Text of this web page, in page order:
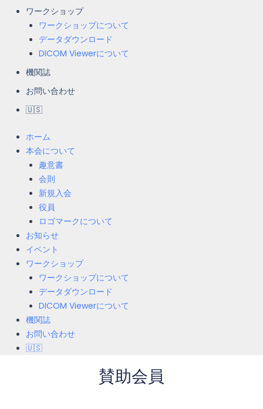
ワークショップ
ワークショップについて
データダウンロード
DICOM Viewerについて
機関誌
お問い合わせ
🇺🇸
ホーム
本会について
趣意書
会則
新規入会
役員
ロゴマークについて
お知らせ
イベント
ワークショップ
ワークショップについて
データダウンロード
DICOM Viewerについて
機関誌
お問い合わせ
🇺🇸
賛助会員